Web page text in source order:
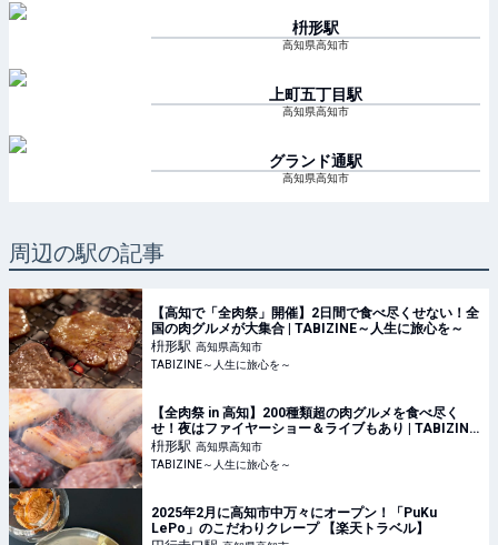
枡形駅
高知県高知市
上町五丁目駅
高知県高知市
グランド通駅
高知県高知市
周辺の駅の記事
【高知で「全肉祭」開催】2日間で食べ尽くせない！全
国の肉グルメが大集合 | TABIZINE～人生に旅心を～
枡形駅 高知県高知市
TABIZINE～人生に旅心を～
【全肉祭 in 高知】200種類超の肉グルメを食べ尽く
せ！夜はファイヤーショー＆ライブもあり | TABIZINE
～人生に旅心を～
枡形駅 高知県高知市
TABIZINE～人生に旅心を～
2025年2月に高知市中万々にオープン！「PuKu
LePo」のこだわりクレープ 【楽天トラベル】